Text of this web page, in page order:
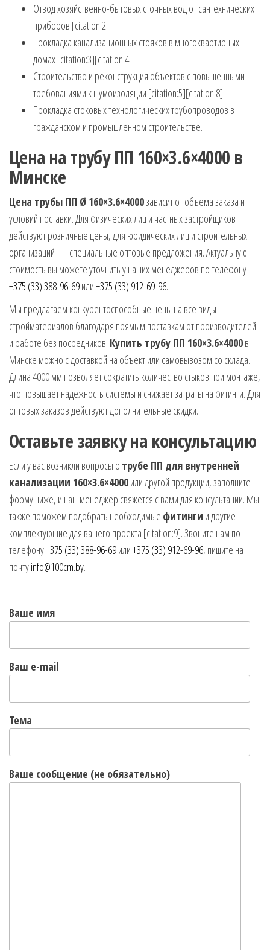
Отвод хозяйственно-бытовых сточных вод от сантехнических
приборов [citation:2].
Прокладка канализационных стояков в многоквартирных
домах [citation:3][citation:4].
Строительство и реконструкция объектов с повышенными
требованиями к шумоизоляции [citation:5][citation:8].
Прокладка стоковых технологических трубопроводов в
гражданском и промышленном строительстве.
Цена на трубу ПП 160×3.6×4000 в
Минске
Цена трубы ПП Ø 160×3.6×4000зависит от объема заказа и
условий поставки. Для физических лиц и частных застройщиков
действуют розничные цены, для юридических лиц и строительных
организаций — специальные оптовые предложения. Актуальную
стоимость вы можете уточнить у наших менеджеров по телефону
+375 (33) 388-96-69или+375 (33) 912-69-96.
Мы предлагаем конкурентоспособные цены на все виды
стройматериалов благодаря прямым поставкам от производителей
и работе без посредников. Купить трубу ПП 160×3.6×4000в
Минске можно с доставкой на объект или самовывозом со склада.
Длина 4000 мм позволяет сократить количество стыков при монтаже,
что повышает надежность системы и снижает затраты на фитинги. Для
оптовых заказов действуют дополнительные скидки.
Оставьте заявку на консультацию
Если у вас возникли вопросы о трубе ПП для внутренней
канализации 160×3.6×4000или другой продукции, заполните
форму ниже, и наш менеджер свяжется с вами для консультации. Мы
также поможем подобрать необходимые фитинги и другие
комплектующие для вашего проекта [citation:9]. Звоните нам по
телефону+375 (33) 388-96-69или+375 (33) 912-69-96, пишите на
почтуinfo@100cm.by.
Ваше имя
Ваш e-mail
Тема
Ваше сообщение (не обязательно)